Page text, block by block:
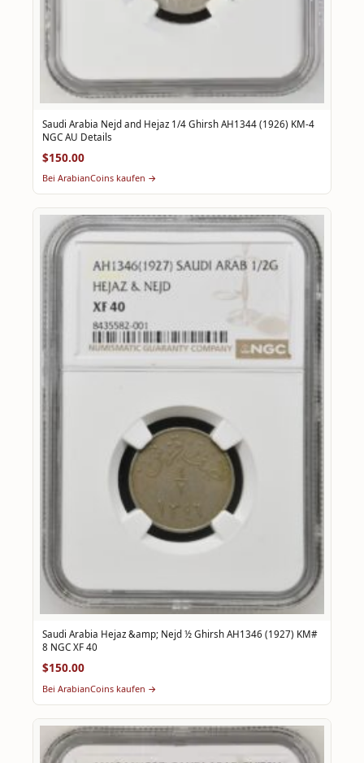
Saudi Arabia Nejd and Hejaz 1/4 Ghirsh AH1344 (1926) KM-4
NGC AU Details
$150.00
Bei ArabianCoins kaufen →
Saudi Arabia Hejaz &amp; Nejd ½ Ghirsh AH1346 (1927) KM#
8 NGC XF 40
$150.00
Bei ArabianCoins kaufen →